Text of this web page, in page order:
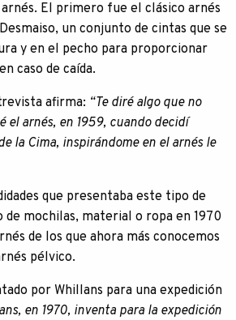
El primero fue el clásico arnés
un conjunto de cintas que se
y en el pecho para proporcionar
caso de caída.
afirma: “Te diré algo que no
el arnés, en 1959, cuando decidí
la Cima, inspirándome en el arnés le
que presentaba este tipo de
de mochilas, material o ropa en 1970
de los que ahora más conocemos
pélvico.
por Whillans para una expedición
en 1970, inventa para la expedición